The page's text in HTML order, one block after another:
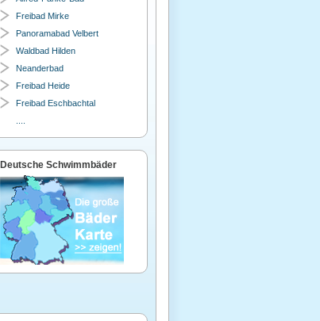
Freibad Mirke
Panoramabad Velbert
Waldbad Hilden
Neanderbad
Freibad Heide
Freibad Eschbachtal
Deutsche Schwimmbäder